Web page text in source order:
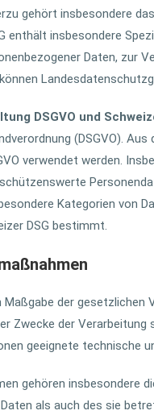
gehört insbesondere
enthält insbesondere
Daten, zur
DSGVO und
(DSGVO).
verwendet werden.
Kategorien von
DSG bestimmt.
der gesetzlichen
Zwecke der
geeignete technische
gehören insbesondere
als auch des sie